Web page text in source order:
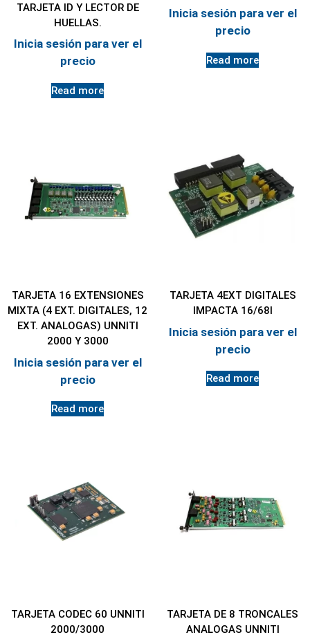
TARJETA ID Y LECTOR DE
HUELLAS.
Inicia sesión para ver el
precio
Read more
Inicia sesión para ver el
precio
Read more
TARJETA 16 EXTENSIONES
MIXTA (4 EXT. DIGITALES, 12
EXT. ANALOGAS) UNNITI
2000 Y 3000
Inicia sesión para ver el
precio
Read more
TARJETA 4EXT DIGITALES
IMPACTA 16/68I
Inicia sesión para ver el
precio
Read more
TARJETA CODEC 60 UNNITI
2000/3000
TARJETA DE 8 TRONCALES
ANALOGAS UNNITI